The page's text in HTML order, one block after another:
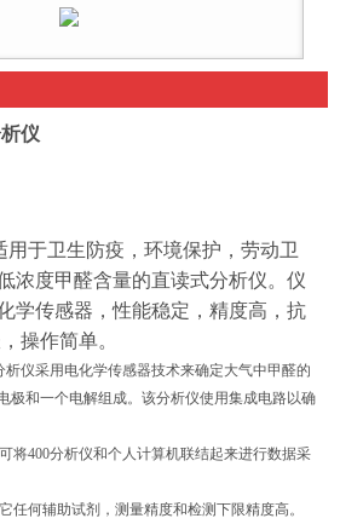
仪
用于卫生防疫，环境保护，劳动卫
浓度甲醛含量的直读式分析仪。仪
学传感器，性能稳定，精度高，抗
操作简单。
析仪采用电化学传感器技术来确定大气中甲醛的
极和一个电解组成。该分析仪使用集成电路以确
将400分析仪和个人计算机联结起来进行数据采
任何辅助试剂，测量精度和检测下限精度高。